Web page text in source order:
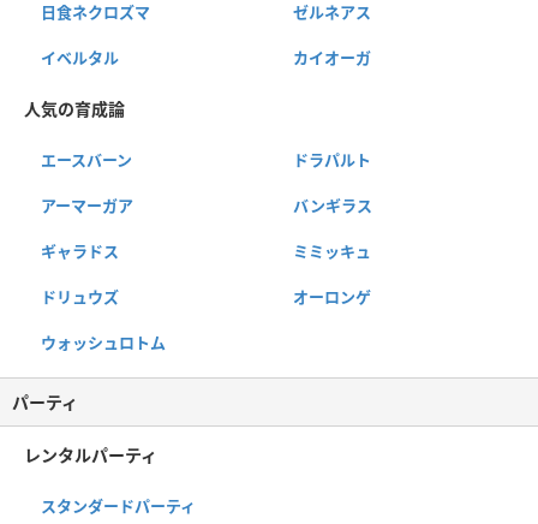
日食ネクロズマ ゼルネアス
イベルタル カイオーガ
人気の育成論
エースバーン ドラパルト
アーマーガア バンギラス
ギャラドス ミミッキュ
ドリュウズ オーロンゲ
ウォッシュロトム
パーティ
レンタルパーティ
スタンダードパーティ